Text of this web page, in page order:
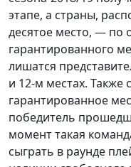
этапе, а страны,
десятое место, — по
гарантированного
лишатся
и 12-м местах. Также
гарантированное
победитель
момент такая
сыграть в раунде